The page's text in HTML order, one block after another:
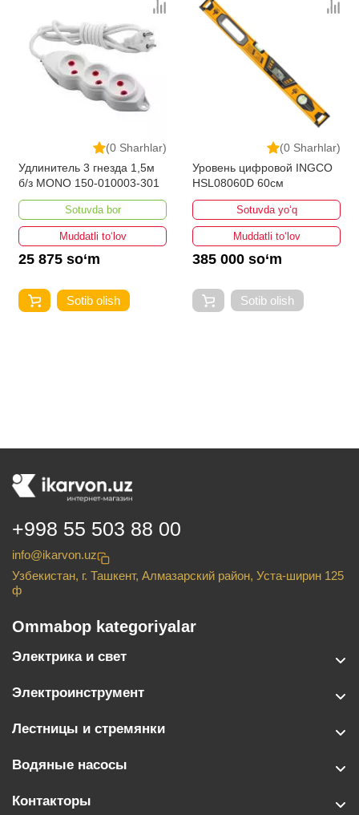
(0 Sharhlar)
Удлинитель 3 гнезда 1,5м
б/з MONO 150-010003-301
Sotuvda bor
Muddatli to‘lov
25 875 so‘m
Sotib olish
(0 Sharhlar)
Уровень цифровой INGCO
HSL08060D 60см
Sotuvda yo‘q
Muddatli to‘lov
385 000 so‘m
Sotib olish
+998 55 503 88 00
info@ikarvon.uz
Узбекистан, г. Ташкент, Алмазарский район, Уста-ширин 125
ф
Ommabop kategoriyalar
Электрика и свет
Электроинструмент
Лестницы и стремянки
Водяные насосы
Контакторы